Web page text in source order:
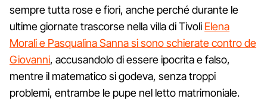
sempre tutta rose e fiori, anche perché durante le
ultime giornate trascorse nella villa di Tivoli Elena
Morali e Pasqualina Sanna si sono schierate contro de
Giovanni, accusandolo di essere ipocrita e falso,
mentre il matematico si godeva, senza troppi
problemi, entrambe le pupe nel letto matrimoniale.